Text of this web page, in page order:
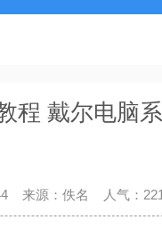
程 戴尔电脑
来源：佚名 人气：